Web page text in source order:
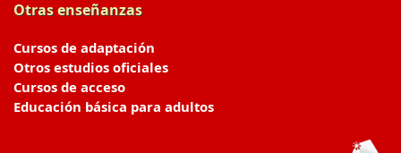
Otras enseñanzas
Cursos de adaptación
Otros estudios oficiales
Cursos de acceso
Educación básica para adultos